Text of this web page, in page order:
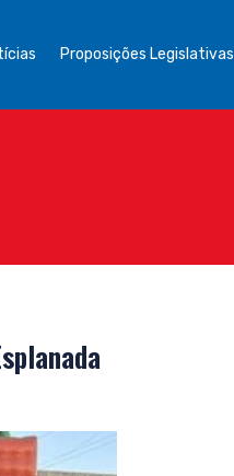
Proposições Legislativas